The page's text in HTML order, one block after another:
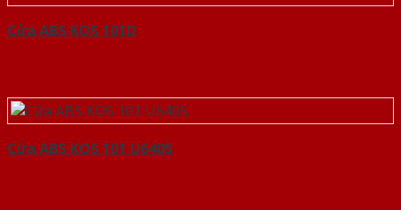
Cửa ABS KOS 101D
Cửa ABS KOS 101 U6405